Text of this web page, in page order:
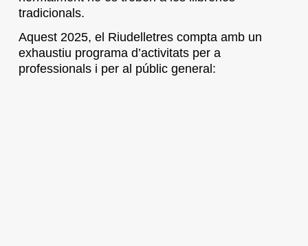
tradicionals.
Aquest 2025, el Riudelletres compta amb un
exhaustiu programa d’activitats per a
professionals i per al públic general: